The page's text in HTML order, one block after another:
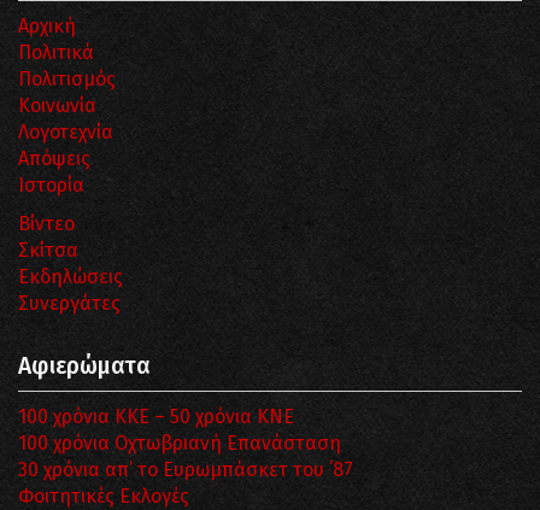
Αρχική
Πολιτικά
Πολιτισμός
Κοινωνία
Λογοτεχνία
Απόψεις
Ιστορία
Βίντεο
Σκίτσα
Εκδηλώσεις
Συνεργάτες
Αφιερώματα
100 χρόνια ΚΚΕ – 50 χρόνια ΚΝΕ
100 χρόνια Οχτωβριανή Επανάσταση
30 χρόνια απ’ το Ευρωμπάσκετ του ΄87
Φοιτητικές Εκλογές